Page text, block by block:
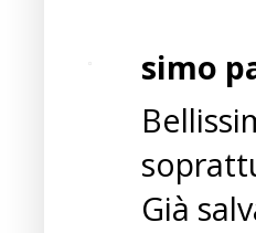
simo
Già